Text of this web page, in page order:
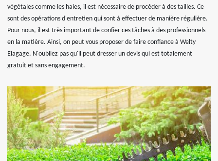
végétales comme les haies, il est nécessaire de procéder à des tailles. Ce
sont des opérations d'entretien qui sont à effectuer de manière régulière.
Pour nous, il est très important de confier ces tâches à des professionnels
en la matière. Ainsi, on peut vous proposer de faire confiance à Welty
Elagage. N'oubliez pas qu'il peut dresser un devis qui est totalement
gratuit et sans engagement.